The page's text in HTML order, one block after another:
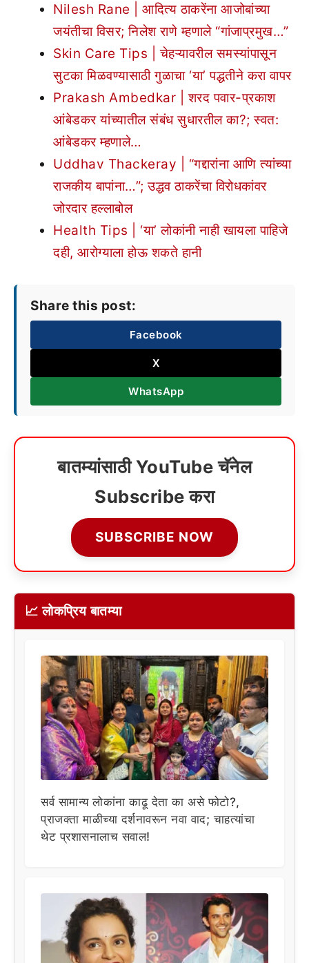
Nilesh Rane | आदित्य ठाकरेंना आजोबांच्या
जयंतीचा विसर; निलेश राणे म्हणाले “गांजाप्रमुख…”
Skin Care Tips | चेहऱ्यावरील समस्यांपासून
सुटका मिळवण्यासाठी गुळाचा ‘या’ पद्धतीने करा वापर
Prakash Ambedkar | शरद पवार-प्रकाश
आंबेडकर यांच्यातील संबंध सुधारतील का?; स्वत:
आंबेडकर म्हणाले…
Uddhav Thackeray | “गद्दारांना आणि त्यांच्या
राजकीय बापांना…”; उद्धव ठाकरेंचा विरोधकांवर
जोरदार हल्लाबोल
Health Tips | ‘या’ लोकांनी नाही खायला पाहिजे
दही, आरोग्याला होऊ शकते हानी
Share this post:
Facebook
X
WhatsApp
बातम्यांसाठी YouTube चॅनेल
Subscribe करा
SUBSCRIBE NOW
📈 लोकप्रिय बातम्या
सर्व सामान्य लोकांना काढू देता का असे फोटो?,
प्राजक्ता माळीच्या दर्शनावरून नवा वाद; चाहत्यांचा
थेट प्रशासनालाच सवाल!